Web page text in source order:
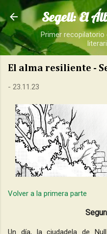
Ir al
Segell: El
Primer recopilatorio
El alma resiliente -
- 23.11.23
Volver a la primera parte
Un día, la ciudadela de